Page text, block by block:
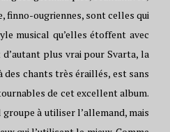
finno-ougriennes, sont celles qui
musical qu’elles étoffent avec
d’autant plus vrai pour Svarta, la
des chants très éraillés, est sans
de cet excellent album.
à utiliser l’allemand, mais